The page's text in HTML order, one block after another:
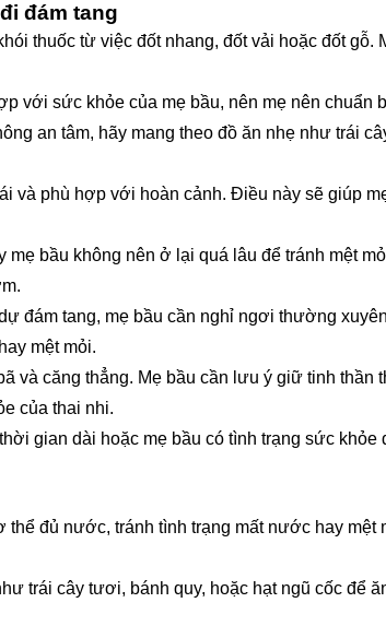
đám tang
thuốc từ việc đốt nhang, đốt vải hoặc đốt gỗ.
với sức khỏe của mẹ bầu, nên mẹ nên chuẩn
an tâm, hãy mang theo đồ ăn nhẹ như trái
và phù hợp với hoàn cảnh. Điều này sẽ giúp
bầu không nên ở lại quá lâu để tránh mệt
đám tang, mẹ bầu cần nghỉ ngơi thường
mệt mỏi.
và căng thẳng. Mẹ bầu cần lưu ý giữ tinh thần
của thai nhi.
gian dài hoặc mẹ bầu có tình trạng sức khỏe
đủ nước, tránh tình trạng mất nước hay mệt
trái cây tươi, bánh quy, hoặc hạt ngũ cốc để